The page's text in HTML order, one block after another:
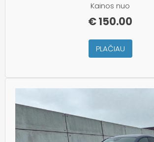
Kainos nuo
€150.00
PLAČIAU